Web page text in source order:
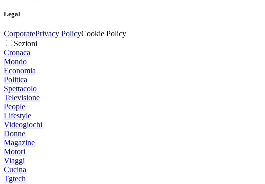
Legal
CorporatePrivacy PolicyCookie Policy
Sezioni
Cronaca
Mondo
Economia
Politica
Spettacolo
Televisione
People
Lifestyle
Videogiochi
Donne
Magazine
Motori
Viaggi
Cucina
Tgtech